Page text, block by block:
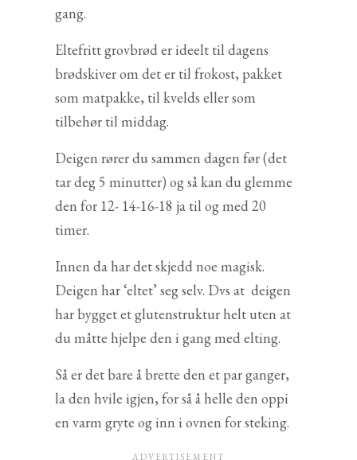
gang.
Eltefritt grovbrød er ideelt til dagens
brødskiver om det er til frokost, pakket
som matpakke, til kvelds eller som
tilbehør til middag.
Deigen rører du sammen dagen før (det
tar deg 5 minutter) og så kan du glemme
den for 12- 14-16-18 ja til og med 20
timer.
Innen da har det skjedd noe magisk.
Deigen har ‘eltet’ seg selv. Dvs at deigen
har bygget et glutenstruktur helt uten at
du måtte hjelpe den i gang med elting.
Så er det bare å brette den et par ganger,
la den hvile igjen, for så å helle den oppi
en varm gryte og inn i ovnen for steking.